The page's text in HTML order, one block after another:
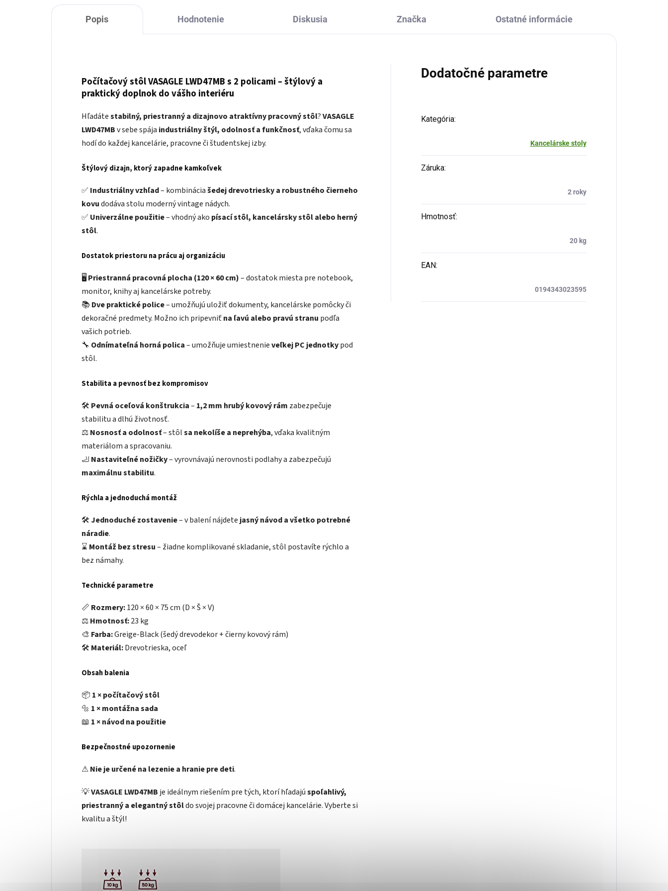
Popis Hodnotenie Diskusia Značka Ostatné informácie
Počítačový stôl VASAGLE LWD47MB s 2 policami – štýlový a
praktický doplnok do vášho interiéru
Hľadátestabilný, priestranný a dizajnovo atraktívny pracovný stôl?VASAGLE
LWD47MBv sebe spája industriálny štýl, odolnosť a funkčnosť, vďaka čomu sa
hodí do každej kancelárie, pracovne či študentskej izby.
Štýlový dizajn, ktorý zapadne kamkoľvek
✅ Industriálny vzhľad– kombináciašedej drevotriesky a robustného čierneho
kovudodáva stolu moderný vintage nádych.
✅ Univerzálne použitie– vhodný ako písací stôl, kancelársky stôl alebo herný
stôl.
Dostatok priestoru na prácu aj organizáciu
🖥 Priestranná pracovná plocha (120 × 60 cm)– dostatok miesta pre notebook,
monitor, knihy aj kancelárske potreby.
📚Dve praktické police– umožňujú uložiť dokumenty, kancelárske pomôcky či
dekoračné predmety. Možno ich pripevniťna ľavú alebo pravú stranu podľa
vašich potrieb.
🔧 Odnímateľná horná polica– umožňuje umiestnenieveľkej PC jednotkypod
stôl.
Stabilita a pevnosť bez kompromisov
🛠 Pevná oceľová konštrukcia– 1,2 mm hrubý kovový rám zabezpečuje
stabilitu a dlhú životnosť.
⚖Nosnosť a odolnosť– stôlsa nekolíše a neprehýba, vďaka kvalitným
materiálom a spracovaniu.
🦶 Nastaviteľné nožičky– vyrovnávajú nerovnosti podlahy a zabezpečujú
maximálnu stabilitu.
Rýchla a jednoduchá montáž
🛠 Jednoduché zostavenie– v balení nájdete jasný návod a všetko potrebné
náradie.
⌛ Montáž bez stresu– žiadne komplikované skladanie, stôl postavíte rýchlo a
bez námahy.
Technické parametre
📏 Rozmery:120 × 60 × 75 cm (D × Š × V)
⚖Hmotnosť:23 kg
🎨 Farba:Greige-Black (šedý drevodekor + čierny kovový rám)
🛠 Materiál:Drevotrieska, oceľ
Obsah balenia
📦 1 × počítačový stôl
🔩 1 × montážna sada
📖 1 × návod na použitie
Bezpečnostné upozornenie
⚠Nie je určené na lezenie a hranie pre deti.
💡VASAGLE LWD47MB je ideálnym riešením pre tých, ktorí hľadajúspoľahlivý,
priestranný a elegantný stôldo svojej pracovne či domácej kancelárie. Vyberte si
kvalitu a štýl!
Dodatočné parametre
Kategória:
Kancelárske stoly
Záruka:
2 roky
Hmotnosť:
20 kg
EAN:
0194343023595